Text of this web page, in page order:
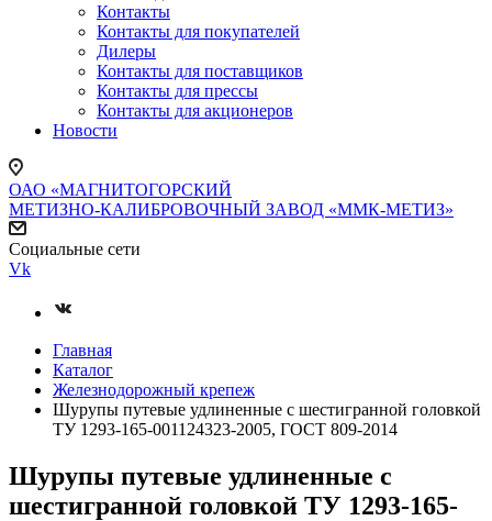
Контакты
Контакты для покупателей
Дилеры
Контакты для поставщиков
Контакты для прессы
Контакты для акционеров
Новости
ОАО «МАГНИТОГОРСКИЙ
МЕТИЗНО-КАЛИБРОВОЧНЫЙ ЗАВОД «ММК-МЕТИЗ»
Социальные сети
Vk
Главная
Каталог
Железнодорожный крепеж
Шурупы путевые удлиненные с шестигранной головкой
ТУ 1293-165-001124323-2005, ГОСТ 809-2014
Шурупы путевые удлиненные с
шестигранной головкой ТУ 1293-165-